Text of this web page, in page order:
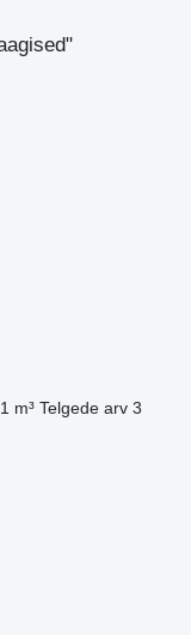
m³ Telgede arv 3